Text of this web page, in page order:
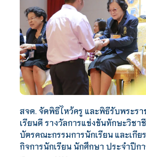
สจด. จัดพิธีไหว้ครู และพิธีรับพระรา
เรียนดี รางวัลการแข่งขันทักษะวิชา
บัตรคณะกรรมการนักเรียน และเกีย
กิจการนักเรียน นักศึกษา ประจำปีก